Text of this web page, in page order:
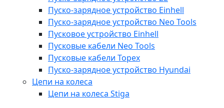
Пуско-зарядное устройство Einhell
Пуско-зарядное устройство Neo Tools
Пусковое устройство Einhell
Пусковые кабели Neo Tools
Пусковые кабели Topex
Пуско-зарядное устройство Hyundai
Цепи на колеса
Цепи на колеса Stiga